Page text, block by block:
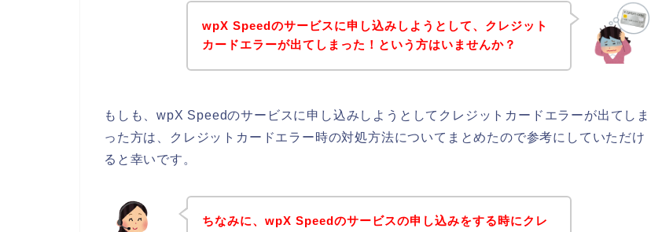
wpX Speedのサービスに申し込みしようとして、クレジット
カードエラーが出てしまった！という方はいませんか？
もしも、wpX Speedのサービスに申し込みしようとしてクレジットカードエラーが出てしま
った方は、クレジットカードエラー時の対処方法についてまとめたので参考にしていただけ
ると幸いです。
ちなみに、wpX Speedのサービスの申し込みをする時にクレ